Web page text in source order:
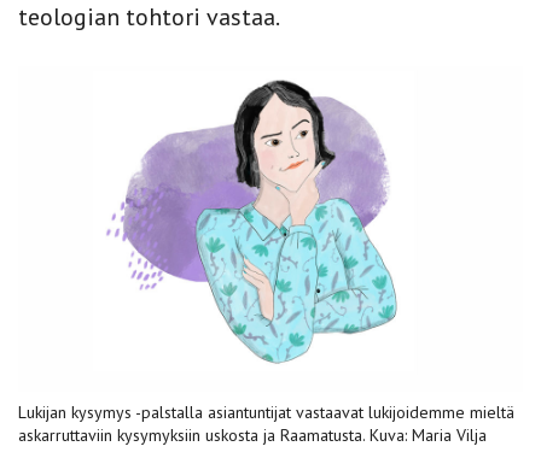
teologian tohtori vastaa.
Lukijan kysymys -palstalla asiantuntijat vastaavat lukijoidemme mieltä
askarruttaviin kysymyksiin uskosta ja Raamatusta. Kuva: Maria Vilja